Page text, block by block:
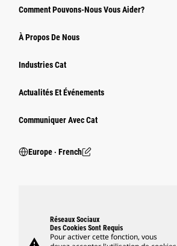
Comment Pouvons-Nous Vous Aider?
À Propos De Nous
Industries Cat
Actualités Et Événements
Communiquer Avec Cat
Europe ‧ French
warning
Réseaux Sociaux
Des Cookies Sont Requis
Pour activer cette fonction, vous